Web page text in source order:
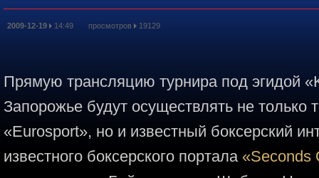
2009-12-19 14:49 просмотров 19129
Прямую трансляцию турнира под эгидой
Запорожье будут осуществлять не только
«Eurosport», но и известный боксерский
известного боксерского портала «Seconds